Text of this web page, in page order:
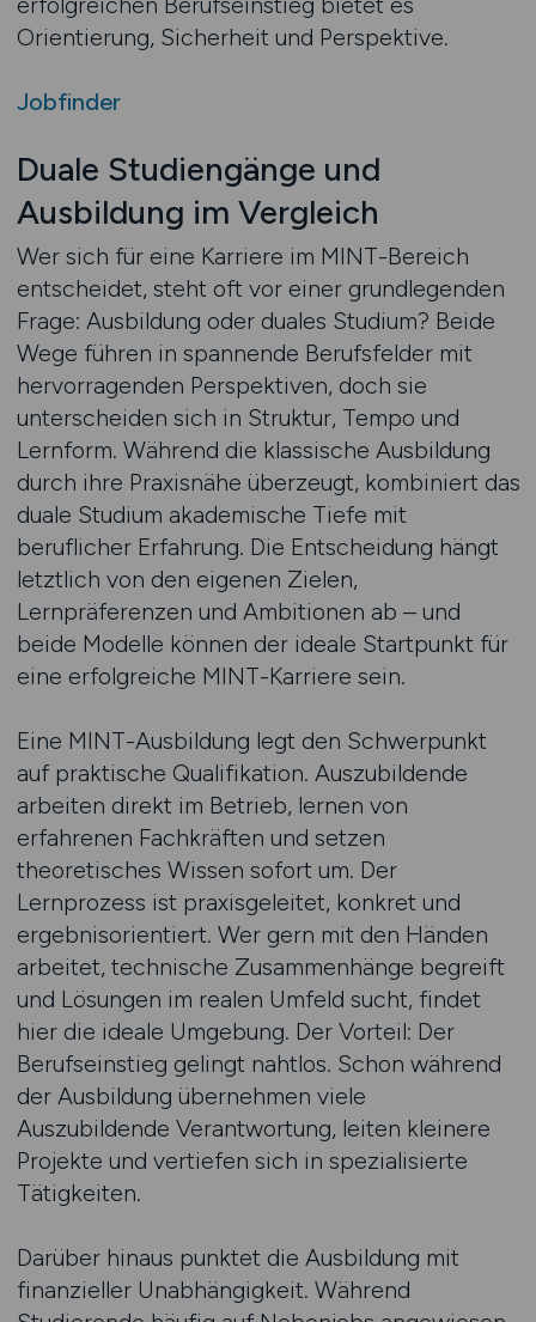
Orientierung, Sicherheit und Perspektive.
Jobfinder
Duale Studiengänge und
Ausbildung im Vergleich
Wer sich für eine Karriere im MINT-Bereich
entscheidet, steht oft vor einer grundlegenden
Frage: Ausbildung oder duales Studium? Beide
Wege führen in spannende Berufsfelder mit
hervorragenden Perspektiven, doch sie
unterscheiden sich in Struktur, Tempo und
Lernform. Während die klassische Ausbildung
durch ihre Praxisnähe überzeugt, kombiniert das
duale Studium akademische Tiefe mit
beruflicher Erfahrung. Die Entscheidung hängt
letztlich von den eigenen Zielen,
Lernpräferenzen und Ambitionen ab – und
beide Modelle können der ideale Startpunkt für
eine erfolgreiche MINT-Karriere sein.
Eine MINT-Ausbildung legt den Schwerpunkt
auf praktische Qualifikation. Auszubildende
arbeiten direkt im Betrieb, lernen von
erfahrenen Fachkräften und setzen
theoretisches Wissen sofort um. Der
Lernprozess ist praxisgeleitet, konkret und
ergebnisorientiert. Wer gern mit den Händen
arbeitet, technische Zusammenhänge begreift
und Lösungen im realen Umfeld sucht, findet
hier die ideale Umgebung. Der Vorteil: Der
Berufseinstieg gelingt nahtlos. Schon während
der Ausbildung übernehmen viele
Auszubildende Verantwortung, leiten kleinere
Projekte und vertiefen sich in spezialisierte
Tätigkeiten.
Darüber hinaus punktet die Ausbildung mit
finanzieller Unabhängigkeit. Während